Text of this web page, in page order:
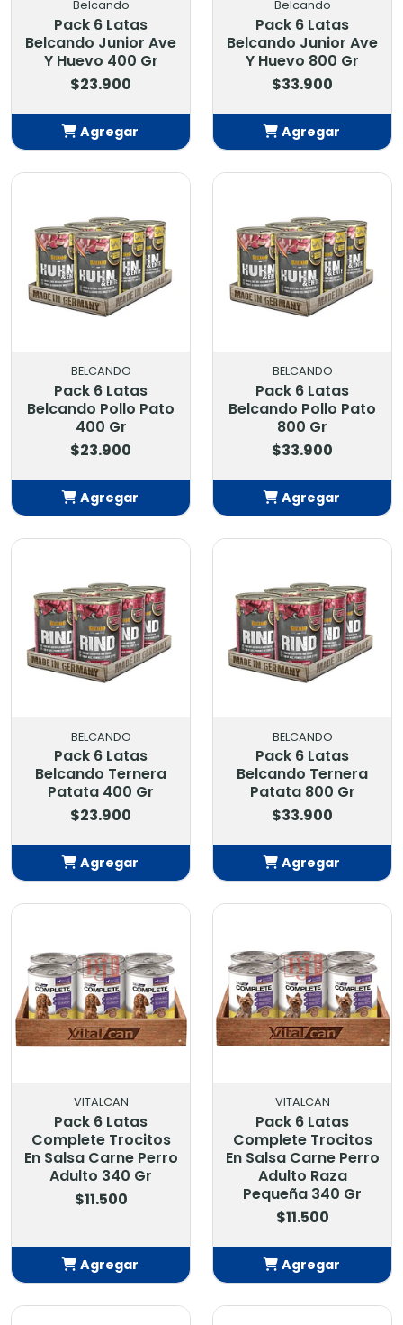
Belcando
Pack 6 Latas
Belcando Junior Ave
Y Huevo 400 Gr
$23.900
Agregar
Añadido
Belcando
Pack 6 Latas
Belcando Junior Ave
Y Huevo 800 Gr
$33.900
Agregar
Añadido
BELCANDO
Pack 6 Latas
Belcando Pollo Pato
400 Gr
$23.900
Agregar
BELCANDO
Pack 6 Latas
Belcando Pollo Pato
800 Gr
$33.900
Agregar
BELCANDO
Pack 6 Latas
Belcando Ternera
Patata 400 Gr
$23.900
Agregar
Añadido
BELCANDO
Pack 6 Latas
Belcando Ternera
Patata 800 Gr
$33.900
Agregar
Añadido
VITALCAN
Pack 6 Latas
Complete Trocitos
En Salsa Carne Perro
Adulto 340 Gr
$11.500
Agregar
VITALCAN
Pack 6 Latas
Complete Trocitos
En Salsa Carne Perro
Adulto Raza
Pequeña 340 Gr
$11.500
Agregar